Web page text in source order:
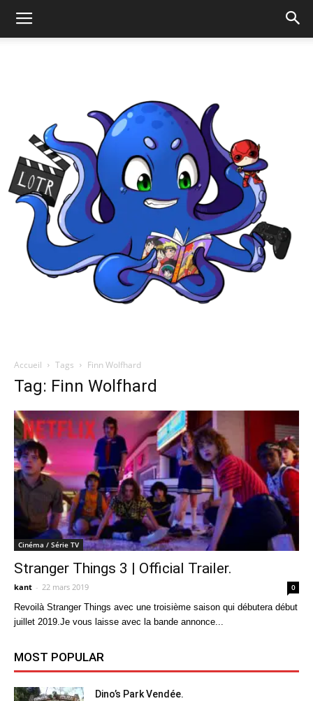
Accueil Tags Finn Wolfhard
Tag: Finn Wolfhard
Cinéma / Série TV
Stranger Things 3 | Official Trailer.
kant - 22 mars 2019 0
Revoilà Stranger Things avec une troisième saison qui débutera début
juillet 2019.Je vous laisse avec la bande annonce...
MOST POPULAR
Dino’s Park Vendée.